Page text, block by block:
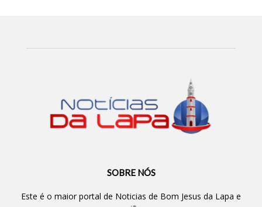
SOBRE NÓS
Este é o maior portal de Noticias de Bom Jesus da Lapa e